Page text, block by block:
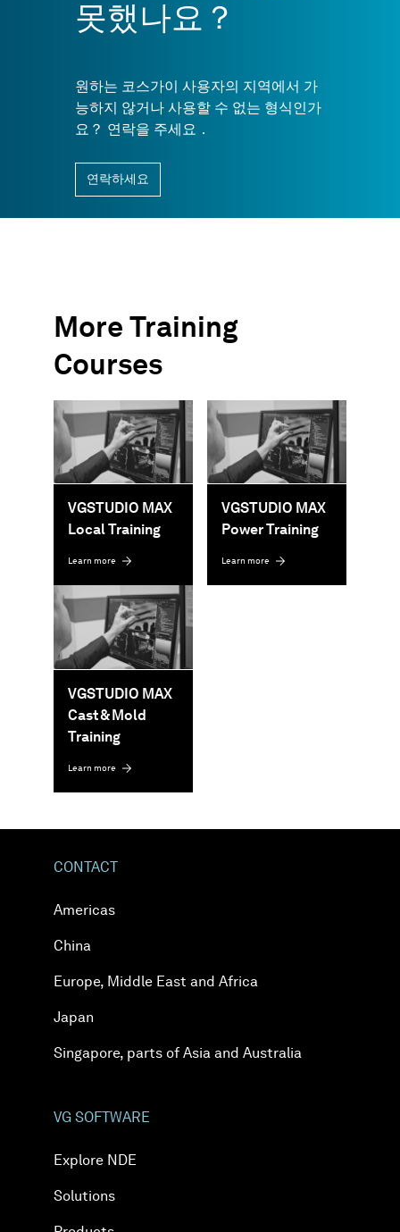
못했나요？
원하는 코스가이 사용자의 지역에서 가
능하지 않거나 사용할 수 없는 형식인가
요？ 연락을 주세요．
연락하세요
More Training
Courses
VGSTUDIO MAX
Local Training
Learn more
VGSTUDIO MAX
Power Training
Learn more
VGSTUDIO MAX
Cast & Mold
Training
Learn more
CONTACT
Americas
China
Europe, Middle East and Africa
Japan
Singapore, parts of Asia and Australia
VG SOFTWARE
Explore NDE
Solutions